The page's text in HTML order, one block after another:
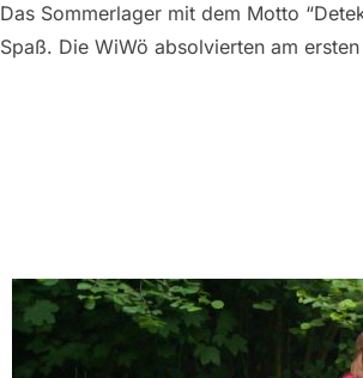
Das Sommerlager mit dem Motto
Spaß. Die WiWö absolvierten am